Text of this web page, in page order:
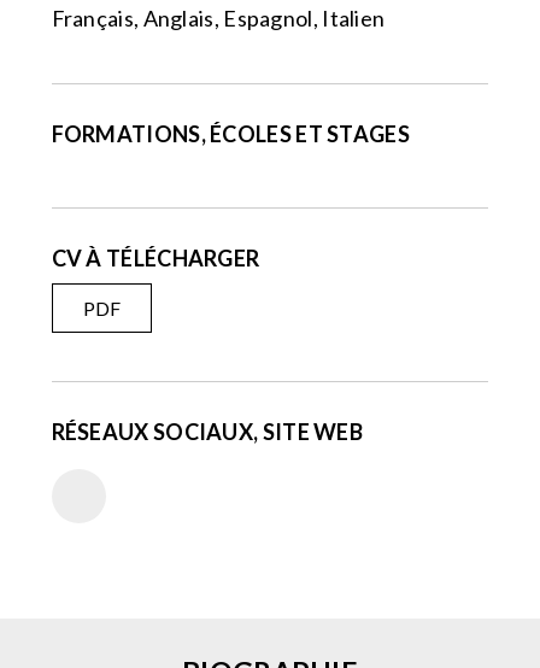
Français, Anglais, Espagnol, Italien
FORMATIONS, ÉCOLES ET STAGES
CV À TÉLÉCHARGER
PDF
RÉSEAUX SOCIAUX, SITE WEB